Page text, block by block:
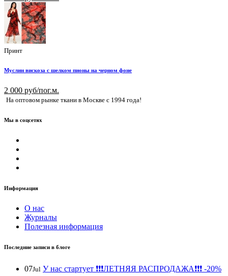
Принт
Муслин вискоза с шелком пионы на черном фоне
2 000 руб/пог.м.
На оптовом рынке ткани в Москве с 1994 года!
Мы в соцсетях
Информация
О нас
Журналы
Полезная информация
Последние записи в блоге
07Jul У нас стартует ❗️❗️❗️ЛЕТНЯЯ РАСПРОДАЖА❗️❗️❗️ -20%